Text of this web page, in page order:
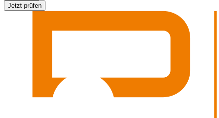
Jetzt prüfen